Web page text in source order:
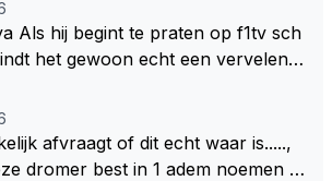
nummer 2 of GOATINES
😂😂😂😂😂
het gewoon echt een vervelend
afvraagt of dit echt waar is.....,
dromer best in 1 adem noemen m